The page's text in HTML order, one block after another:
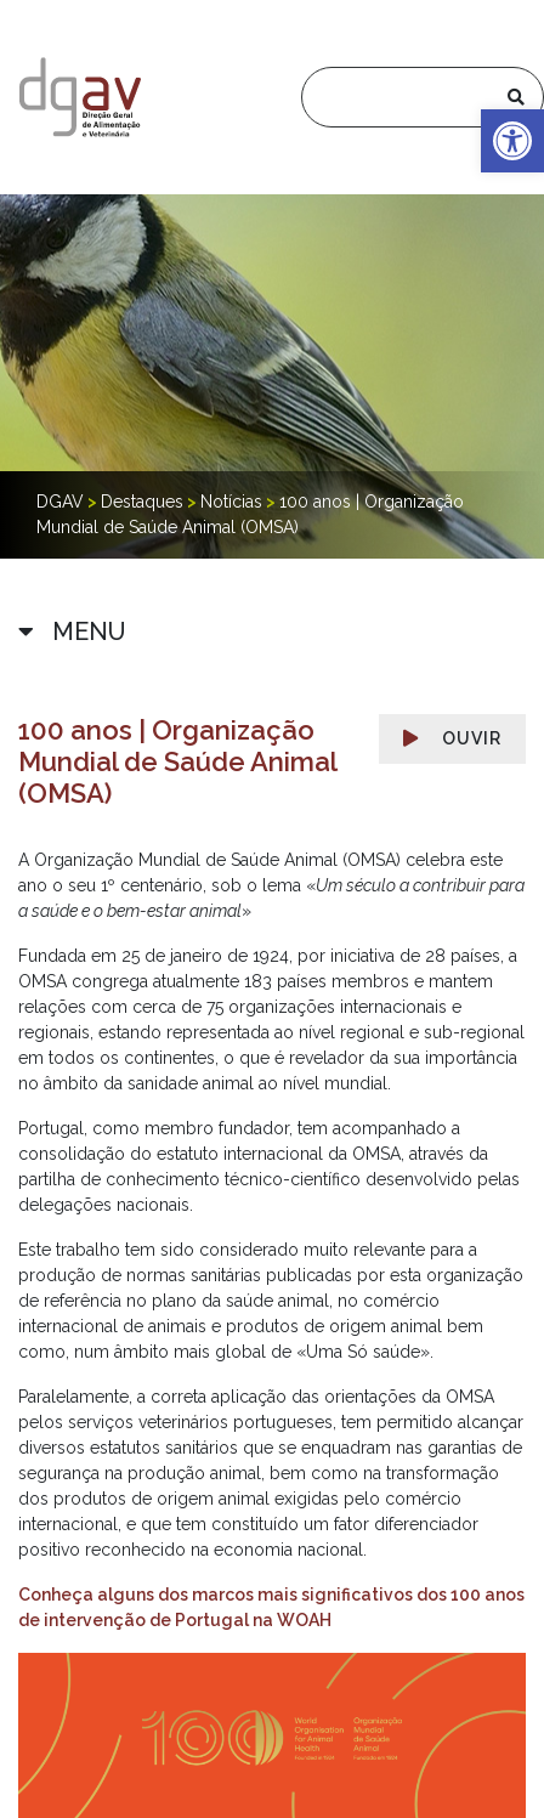
DGAV > Destaques > Notícias > 100 anos | Organização
Mundial de Saúde Animal (OMSA)
MENU
OUVIR
100 anos | Organização
Mundial de Saúde Animal
(OMSA)
A Organização Mundial de Saúde Animal (OMSA) celebra este
ano o seu 1º centenário, sob o lema «Um século a contribuir para
a saúde e o bem-estar animal»
Fundada em 25 de janeiro de 1924, por iniciativa de 28 países, a
OMSA congrega atualmente 183 países membros e mantem
relações com cerca de 75 organizações internacionais e
regionais, estando representada ao nível regional e sub-regional
em todos os continentes, o que é revelador da sua importância
no âmbito da sanidade animal ao nível mundial.
Portugal, como membro fundador, tem acompanhado a
consolidação do estatuto internacional da OMSA, através da
partilha de conhecimento técnico-científico desenvolvido pelas
delegações nacionais.
Este trabalho tem sido considerado muito relevante para a
produção de normas sanitárias publicadas por esta organização
de referência no plano da saúde animal, no comércio
internacional de animais e produtos de origem animal bem
como, num âmbito mais global de «Uma Só saúde».
Paralelamente, a correta aplicação das orientações da OMSA
pelos serviços veterinários portugueses, tem permitido alcançar
diversos estatutos sanitários que se enquadram nas garantias de
segurança na produção animal, bem como na transformação
dos produtos de origem animal exigidas pelo comércio
internacional, e que tem constituído um fator diferenciador
positivo reconhecido na economia nacional.
Conheça alguns dos marcos mais significativos dos 100 anos
de intervenção de Portugal na WOAH